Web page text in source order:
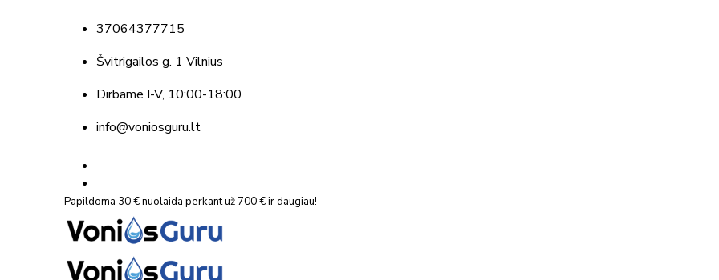
37064377715
Švitrigailos g. 1 Vilnius
Dirbame I-V, 10:00-18:00
info@voniosguru.lt
Papildoma 30 € nuolaida perkant už 700 € ir daugiau!